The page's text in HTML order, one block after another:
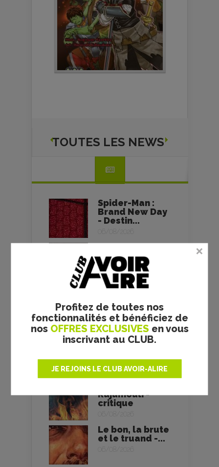
Profitez de toutes nos
fonctionnalités et bénéficiez de
nos OFFRES EXCLUSIVES en vous
inscrivant au CLUB.
JE REJOINS LE CLUB AVOIR-ALIRE
TOUTES LES NEWS
Spider-Man :
Brand New Day
- Destin...
06/08/2026
Christopher
Nolan - critique
06/08/2026
Des fleurs pour
06/08/2026
Soudain -
Ryūsuke
critique
06/08/2026
Rajamouli -
critique
06/08/2026
Le bon, la brute
et le truand -...
06/08/2026